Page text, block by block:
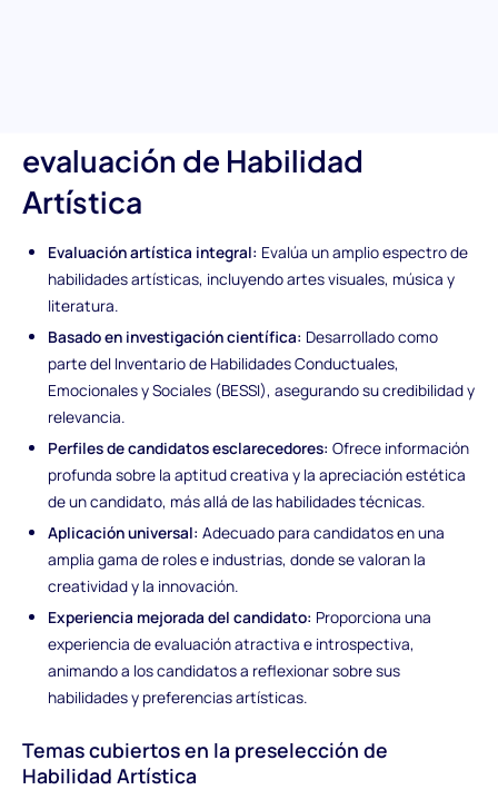
evaluación de Habilidad
Artística
Evaluación artística integral: Evalúa un amplio espectro de
habilidades artísticas, incluyendo artes visuales, música y
literatura.
Basado en investigación científica: Desarrollado como
parte del Inventario de Habilidades Conductuales,
Emocionales y Sociales (BESSI), asegurando su credibilidad y
relevancia.
Perfiles de candidatos esclarecedores: Ofrece información
profunda sobre la aptitud creativa y la apreciación estética
de un candidato, más allá de las habilidades técnicas.
Aplicación universal: Adecuado para candidatos en una
amplia gama de roles e industrias, donde se valoran la
creatividad y la innovación.
Experiencia mejorada del candidato: Proporciona una
experiencia de evaluación atractiva e introspectiva,
animando a los candidatos a reflexionar sobre sus
habilidades y preferencias artísticas.
Temas cubiertos en la preselección de
Habilidad Artística